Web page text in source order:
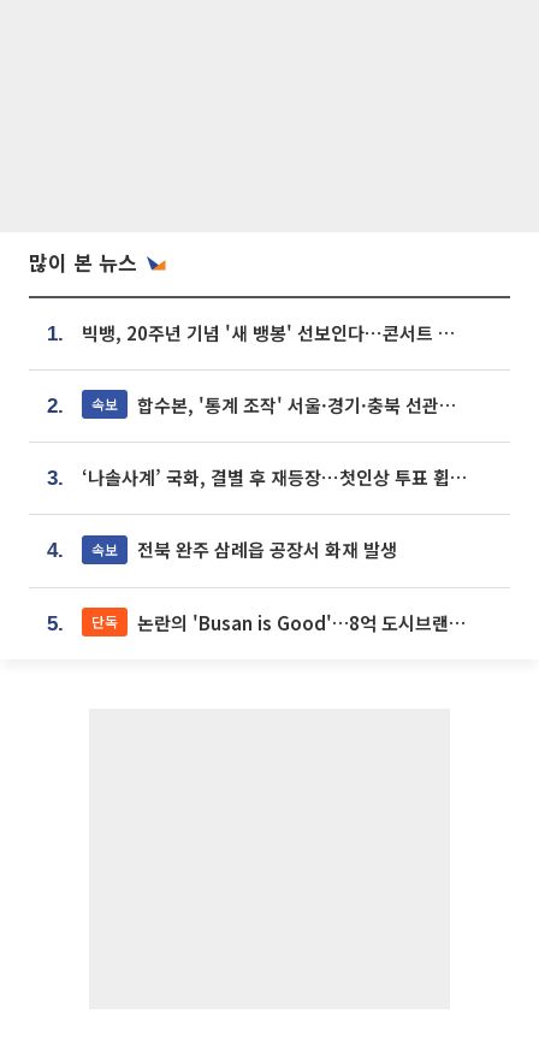
많이 본 뉴스
1. 빅뱅, 20주년 기념 '새 뱅봉' 선보인다⋯콘서트 앞두고 팝업 개최
2. 속보 합수본, '통계 조작' 서울·경기·충북 선관위 등 추가 압수수색
3. ‘나솔사계’ 국화, 결별 후 재등장⋯첫인상 투표 휩쓸고 ‘인기녀’ 등극
4. 속보 전북 완주 삼례읍 공장서 화재 발생
5. 단독 논란의 'Busan is Good'…8억 도시브랜드, 용산 대통령실 CI 업체가 수행